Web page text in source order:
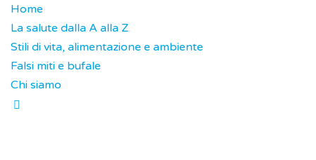
Home
La salute dalla A alla Z
Stili di vita, alimentazione e ambiente
Falsi miti e bufale
Chi siamo